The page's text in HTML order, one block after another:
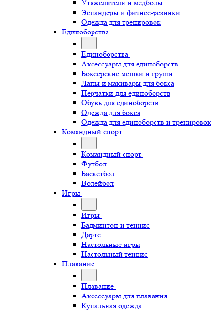
Утяжелители и медболы
Эспандеры и фитнес-резинки
Одежда для тренировок
Единоборства
Единоборства
Аксессуары для единоборств
Боксерские мешки и груши
Лапы и макивары для бокса
Перчатки для единоборств
Обувь для единоборств
Одежда для бокса
Одежда для единоборств и тренировок
Командный спорт
Командный спорт
Футбол
Баскетбол
Волейбол
Игры
Игры
Бадминтон и теннис
Дартс
Настольные игры
Настольный теннис
Плавание
Плавание
Аксессуары для плавания
Купальная одежда